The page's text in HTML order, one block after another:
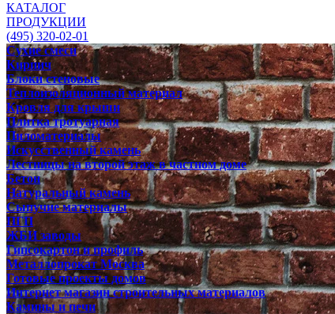
КАТАЛОГ
ПРОДУКЦИИ
(495) 320-02-01
Сухие смеси
Кирпич
Блоки стеновые
Теплоизоляционный материал
Кровля для крыши
Плитка тротуарная
Пиломатериалы
Искусственный камень
Лестницы на второй этаж в частном доме
Бетон
Натуральный камень
Сыпучие материалы
ПГП
ЖБИ заводы
Гипсокартон и профиль
Металлопрокат Москва
Готовые проекты домов
Интернет магазин строительных материалов
Камины и печи